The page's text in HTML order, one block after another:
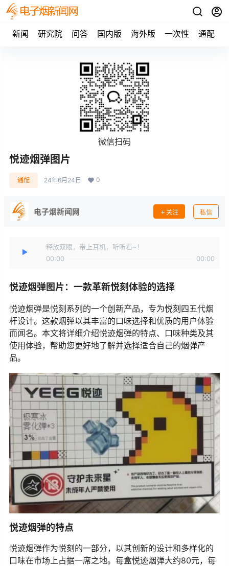
新闻 研究院 问答 国内版 海外版 一次性 通配
微信扫码
悦迹烟弹图片
通配 24年6月24日 0
电子烟新闻网 关注 私信
释放双眼，带上耳机，听听看~！
00:00
00:00
悦迹烟弹图片：一款革新悦刻体验的选择
悦迹烟弹是悦刻系列的一个创新产品，专为悦刻四五代烟
杆设计。这款烟弹以其丰富的口味选择和优质的用户体验
而闻名。本文将详细介绍悦迹烟弹的特点、口味种类及其
使用体验，帮助您更好地了解并选择适合自己的烟弹产
品。
悦迹烟弹的特点
悦迹烟弹作为悦刻的一部分，以其创新的设计和多样化的
口味在市场上占据一席之地。每盒悦迹烟弹大约80元，每